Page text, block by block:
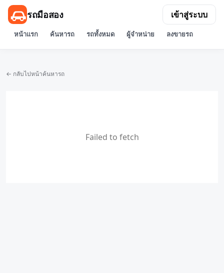
รถมือสอง
หน้าแรก ค้นหารถ รถทั้งหมด ผู้จำหน่าย ลงขายรถ
เข้าสู่ระบบ
← กลับไปหน้าค้นหารถ
Failed to fetch